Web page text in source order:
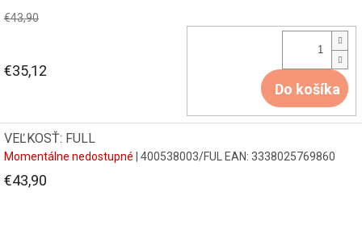
€43,90
€35,12
Do košíka
VEĽKOSŤ: FULL
Momentálne nedostupné | 400538003/FUL EAN: 3338025769860
€43,90